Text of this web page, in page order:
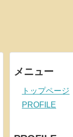
メニュー
トップページ
PROFILE